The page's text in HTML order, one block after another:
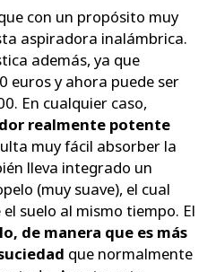
con un propósito muy
aspiradora inalámbrica.
además, ya que
euros y ahora puede ser
En cualquier caso,
realmente potente
muy fácil absorber la
lleva integrado un
(muy suave), el cual
suelo al mismo tiempo. El
de manera que es más
que normalmente